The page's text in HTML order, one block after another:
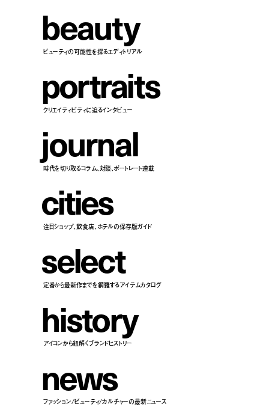
beauty
ビューティの可能性を探るエディトリアル
portraits
クリエイティビティに迫るインタビュー
journal
時代を切り取るコラム、対談、ポートレート連載
cities
注目ショップ、飲食店、ホテルの保存版ガイド
select
定番から最新作までを網羅するアイテムカタログ
history
アイコンから紐解くブランドヒストリー
news
ファッション/ビューティ/カルチャーの最新ニュース